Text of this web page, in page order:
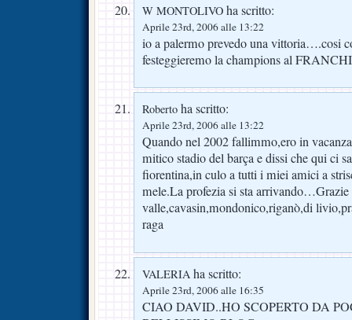
W MONTOLIVO ha scritto:
Aprile 23rd, 2006 alle 13:22
io a palermo prevedo una vittoria….cosi
festeggieremo la champions al
Roberto ha scritto:
Aprile 23rd, 2006 alle 13:22
Quando nel 2002 fallimmo,ero in
mitico stadio del barça e dissi che qui ci
fiorentina,in culo a tutti i miei amici a
mele.La profezia si sta arrivando…Grazie
valle,cavasin,mondonico,riganò,di
raga
VALERIA ha scritto:
Aprile 23rd, 2006 alle 16:35
CIAO DAVID..HO SCOPERTO DA